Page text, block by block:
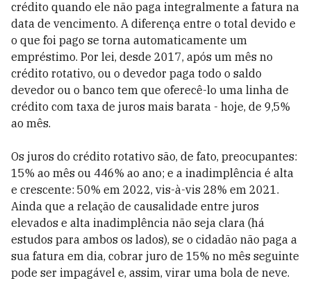
crédito quando ele não paga integralmente a fatura na
data de vencimento. A diferença entre o total devido e
o que foi pago se torna automaticamente um
empréstimo. Por lei, desde 2017, após um mês no
crédito rotativo, ou o devedor paga todo o saldo
devedor ou o banco tem que oferecê-lo uma linha de
crédito com taxa de juros mais barata - hoje, de 9,5%
ao mês.
Os juros do crédito rotativo são, de fato, preocupantes:
15% ao mês ou 446% ao ano; e a inadimplência é alta
e crescente: 50% em 2022, vis-à-vis 28% em 2021.
Ainda que a relação de causalidade entre juros
elevados e alta inadimplência não seja clara (há
estudos para ambos os lados), se o cidadão não paga a
sua fatura em dia, cobrar juro de 15% no mês seguinte
pode ser impagável e, assim, virar uma bola de neve.